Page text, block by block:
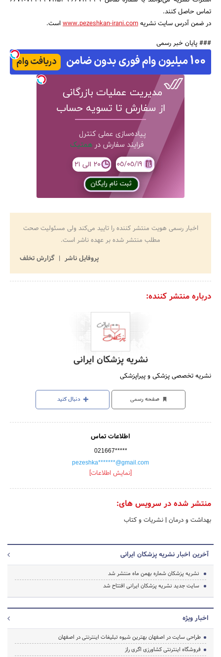
جستجو
تماس حاصل کنند.
در ضمن آدرس سایت نشریهwww.pezeshkan-irani.comاست.
### پایان خبر رسمی
اخبار رسمی هویت منتشر کننده را تایید می‌کند ولی مسئولیت صحت
مطلب منتشر شده بر عهده ناشر است.
پروفایل ناشر
گزارش تخلف
درباره منتشر کننده:
نشریه پزشکان ایرانی
نشریه تخصصی پزشکی و پیراپزشکی
صفحه رسمی دنبال کنید
اطلاعات تماس
021667*****
pezeshka*******@gmail.com
[نمایش اطلاعات]
منتشر شده در سرویس های:
بهداشت و درمان | نشریات و کتاب
آخرین اخبار نشریه پزشکان ایرانی
نشریه پزشکان شماره بهمن ماه منتشر شد
سایت جدید نشریه پزشکان ایرانی افتتاح شد
اخبار ویژه
طراحی سایت در اصفهان بهترین شیوه تبلیغات اینترنتی در اصفهان
فروشگاه اینترنتی کشاورزی اگری راز